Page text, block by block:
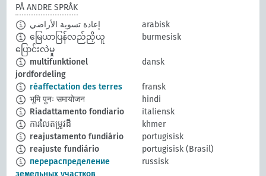
PÅ ANDRE SPRÅK
إعادة تسوية الأراضي
arabisk
မြေယာပြန်လည်ညှိယူ
ပြောင်းလဲမှု
burmesisk
multifunktionel
jordfordeling
dansk
réaffectation des terres
fransk
भूमि पुनः समायोजन
hindi
Riadattamento fondiario
italiensk
ការលៃតម្រូវដី
khmer
reajustamento fundiário
portugisisk
reajuste fundiário
portugisisk (Brasil)
перераспределение
russisk